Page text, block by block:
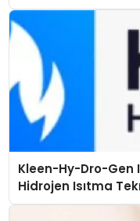
Kleen-Hy-Dro-Gen
Hidrojen Isıtma
Düzenleyici